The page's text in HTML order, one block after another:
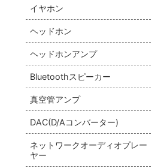
イヤホン
ヘッドホン
ヘッドホンアンプ
Bluetoothスピーカー
真空管アンプ
DAC(D/Aコンバーター)
ネットワークオーディオプレー
ヤー